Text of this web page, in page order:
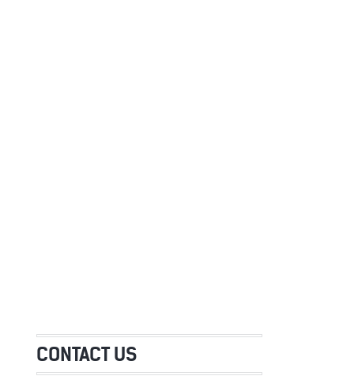
CONTACT US